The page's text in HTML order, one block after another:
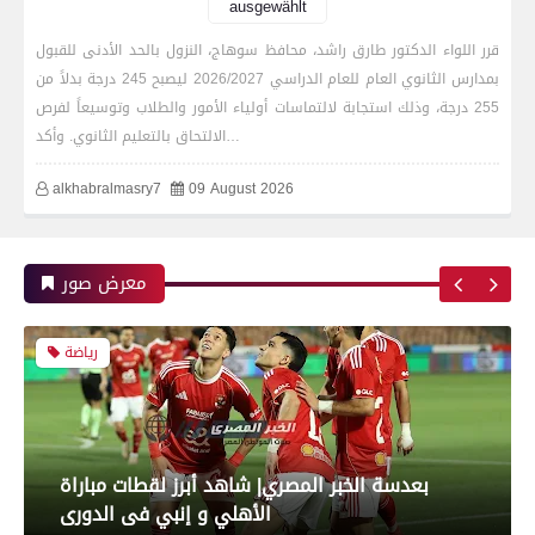
ausgewählt
قرر اللواء الدكتور طارق راشد، محافظ سوهاج، النزول بالحد الأدنى للقبول
بمدارس الثانوي العام للعام الدراسي 2026/2027 ليصبح 245 درجة بدلاً من
255 درجة، وذلك استجابة لالتماسات أولياء الأمور والطلاب وتوسيعاً لفرص
الالتحاق بالتعليم الثانوي. وأكد…
alkhabralmasry7
09 August 2026
معرض صور
رياضة
بعدسة الخبر المصري| شاهد أبرز لقطات مباراة زد و
بيراميدز فى نهائى كأس مصر
رياضة
بعدسة الخبر المصري| شاهد أبرز لقطات مباراة
الأهلي و إنبي فى الدورى